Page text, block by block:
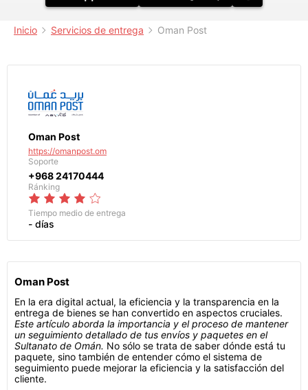
Inicio Servicios de entrega Oman Post
Oman Post
https://omanpost.om
Soporte
+968 24170444
Ránking
Tiempo medio de entrega
- días
Oman Post
En la era digital actual, la eficiencia y la transparencia en la
entrega de bienes se han convertido en aspectos cruciales.
Este artículo aborda la importancia y el proceso de mantener
un seguimiento detallado de tus envíos y paquetes en el
Sultanato de Omán. No sólo se trata de saber dónde está tu
paquete, sino también de entender cómo el sistema de
seguimiento puede mejorar la eficiencia y la satisfacción del
cliente.